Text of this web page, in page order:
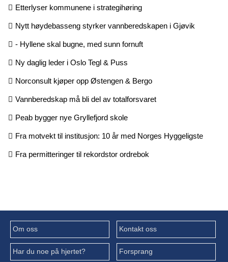
Etterlyser kommunene i strategihøring
Nytt høydebasseng styrker vannberedskapen i Gjøvik
- Hyllene skal bugne, med sunn fornuft
Ny daglig leder i Oslo Tegl & Puss
Norconsult kjøper opp Østengen & Bergo
Vannberedskap må bli del av totalforsvaret
Peab bygger nye Gryllefjord skole
Fra motvekt til institusjon: 10 år med Norges Hyggeligste
Fra permitteringer til rekordstor ordrebok
Om oss Kontakt oss
Har du noe på hjertet? Forsprang